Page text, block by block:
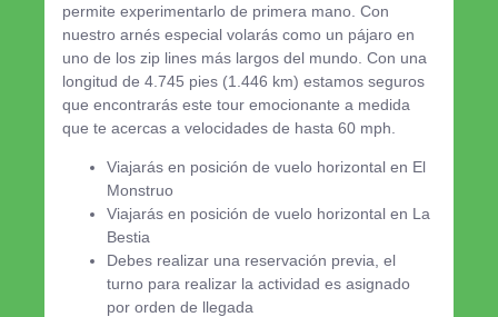
permite experimentarlo de primera mano. Con
nuestro arnés especial volarás como un pájaro en
uno de los zip lines más largos del mundo. Con una
longitud de 4.745 pies (1.446 km) estamos seguros
que encontrarás este tour emocionante a medida
que te acercas a velocidades de hasta 60 mph.
Viajarás en posición de vuelo horizontal en El
Monstruo
Viajarás en posición de vuelo horizontal en La
Bestia
Debes realizar una reservación previa, el
turno para realizar la actividad es asignado
por orden de llegada